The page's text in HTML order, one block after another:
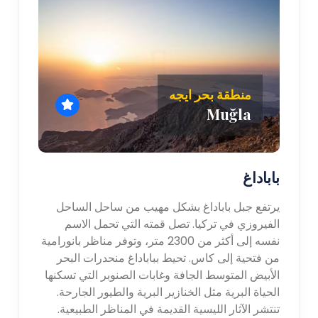
منطقة بحر ايجه
Muğla
باباداغ
يرتفع جبل باباداغ بشكل مهيب من ساحل الساحل
الفيروزي في تركيا. تصل قمته التي تحمل الاسم
نفسه إلى أكثر من 2300 متر، وتوفر مناظر بانورامية
من فتحية إلى كاس. تحيط بباباداغ منحدرات البحر
الأبيض المتوسط ​​الجافة وغابات الصنوبر التي تسكنها
الحياة البرية مثل الخنازير البرية والطيور الجارحة.
تنتشر الآثار الليسية القديمة في المناظر الطبيعية.